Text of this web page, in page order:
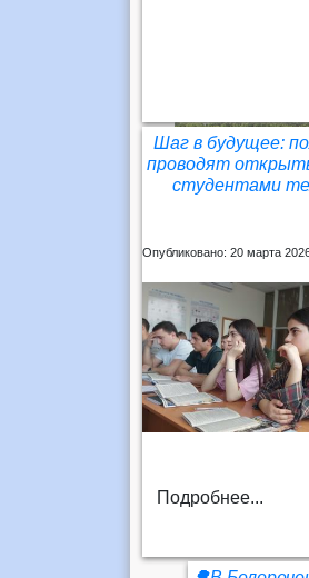
Шаг в будущее:
проводят
студентами
Опубликовано: 20 марта
Подробнее...